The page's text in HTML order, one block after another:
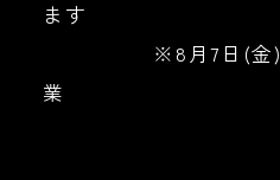
ます
※8月7日(金)のみ
業